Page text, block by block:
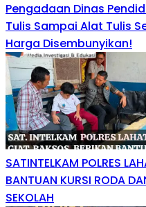
Pengadaan Dinas
Tulis Sampai Alat Tulis
Harga Disembunyikan!
SATINTELKAM POLRES
BANTUAN KURSI RODA
SEKOLAH